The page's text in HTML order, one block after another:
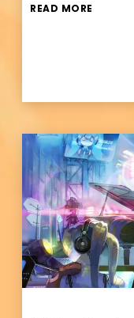
READ MORE